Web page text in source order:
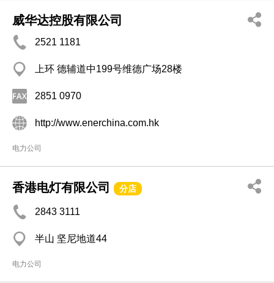
威华达控股有限公司
2521 1181
上环 德辅道中199号维德广场28楼
2851 0970
http://www.enerchina.com.hk
电力公司
香港电灯有限公司 分店
2843 3111
半山 坚尼地道44
电力公司